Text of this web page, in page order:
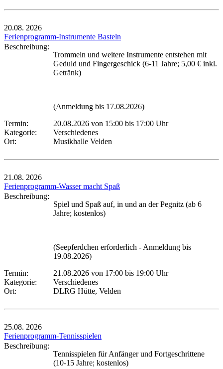
20.08. 2026
Ferienprogramm-Instrumente Basteln
Beschreibung:
Trommeln und weitere Instrumente entstehen mit
Geduld und Fingergeschick (6-11 Jahre; 5,00 € inkl.
Getränk)
(Anmeldung bis 17.08.2026)
Termin:
20.08.2026 von 15:00 bis 17:00 Uhr
Kategorie:
Verschiedenes
Ort:
Musikhalle Velden
21.08. 2026
Ferienprogramm-Wasser macht Spaß
Beschreibung:
Spiel und Spaß auf, in und an der Pegnitz (ab 6
Jahre; kostenlos)
(Seepferdchen erforderlich - Anmeldung bis
19.08.2026)
Termin:
21.08.2026 von 17:00 bis 19:00 Uhr
Kategorie:
Verschiedenes
Ort:
DLRG Hütte, Velden
25.08. 2026
Ferienprogramm-Tennisspielen
Beschreibung:
Tennisspielen für Anfänger und Fortgeschrittene
(10-15 Jahre; kostenlos)